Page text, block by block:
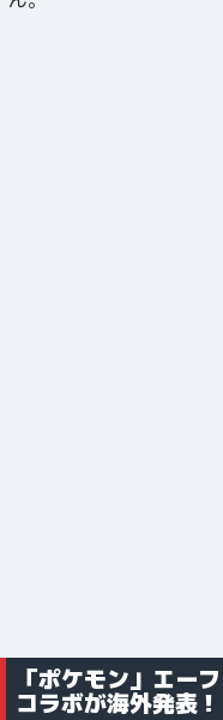
「ポケモン」エー
コラボが海外発表！